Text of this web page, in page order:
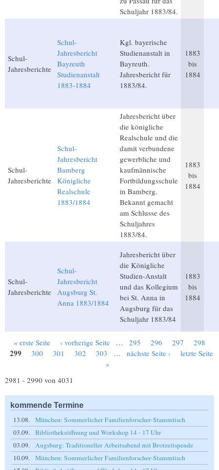
Schuljahr 1883/84.
Schul-
Jahresberichte
Schul-
Jahresbericht
Bayreuth
Studienanstalt
1883-1884
Kgl. bayerische
Studienanstalt in
Bayreuth.
Jahresbericht für
1883/84.
1883
bis
1884
Schul-
Jahresberichte
Schul-
Jahresbericht
Bamberg
Königliche
Realschule
1883/1884
Jahresbericht über
die königliche
Realschule und die
damit verbundene
gewerbliche und
kaufmännische
Fortbildungsschule
in Bamberg.
Bekannt gemacht
am Schlusse des
Schuljahres
1883/84.
1883
bis
1884
Schul-
Jahresberichte
Schul-
Jahresbericht
Augsburg St.
Anna 1883/1884
Jahresbericht über
die Königliche
Studien-Anstalt
und das Kollegium
bei St. Anna in
Augsburg für das
Schuljahr 1883/84
1883
bis
1884
Seiten
« erste Seite ‹ vorherige Seite … 295 296 297 298
299 300 301 302 303 … nächste Seite ›
letzte Seite
»
2981 - 2990 von 4031
kommende Termine
13.08.
München: Sommerlicher Familienforscher-Stammtisch
03.09.
Bibliotheksöffnung und Workshop 14 - 17 Uhr
03.09.
Augsburg: Traditioneller Arbeitsabend mit Brotzeitspende
10.09.
München: Sommerlicher Familienforscher-Stammtisch